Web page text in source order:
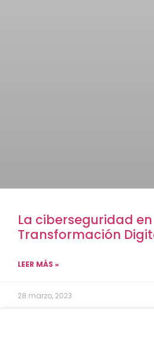
La ciberseguridad
Transformación
LEER MÁS »
28 marzo, 2023